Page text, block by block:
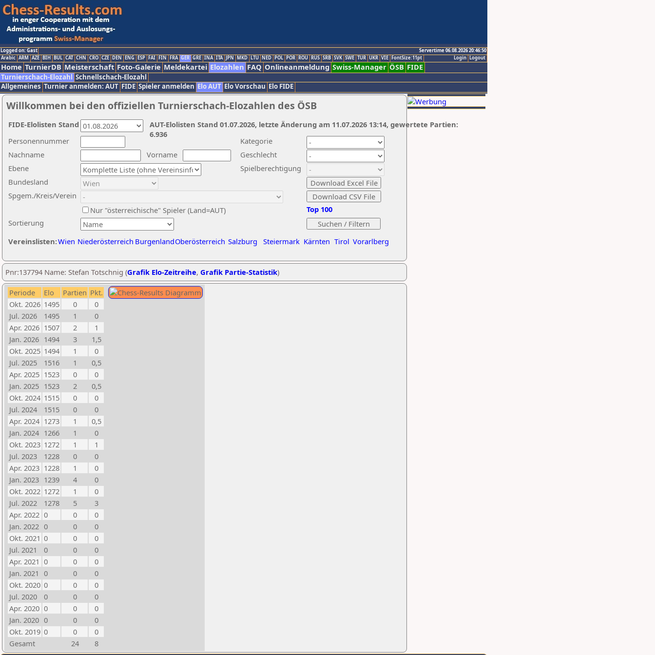
Logged on: Gast
Servertime 06.08.2026 20:46:50
Logout
Login
Arabic ARM AZE BIH BUL CAT CHN CRO CZE DEN ENG ESP FAI FIN FRA GER GRE INA ITA JPN MKD LTU NED POL POR ROU RUS SRB SVK SWE TUR UKR VIE FontSize:11pt
Home TurnierDB Meisterschaft Foto-Galerie Meldekartei Elozahlen FAQ Onlineanmeldung Swiss-Manager ÖSB FIDE
Turnierschach-Elozahl Schnellschach-Elozahl
Allgemeines Turnier anmelden: AUT FIDE Spieler anmelden Elo AUT Elo Vorschau Elo FIDE
Willkommen bei den offiziellen Turnierschach-Elozahlen des ÖSB
Nachname
Vorname
Ebene
Kategorie
Sortierung
Personennummer
Bundesland
Spgem./Kreis/Verein
Geschlecht
Nur "österreichische" Spieler (Land=AUT)
Spielberechtigung
Vereinslisten:Wien Niederösterreich BurgenlandOberösterreich Salzburg Steiermark Kärnten Tirol Vorarlberg
Top 100
AUT-Elolisten Stand 01.07.2026, letzte Änderung am 11.07.2026 13:14, gewertete Partien:
6.936
FIDE-Elolisten Stand
Pnr:137794 Name: Stefan Totschnig (Grafik Elo-Zeitreihe, Grafik Partie-Statistik)
Periode Elo Partien Pkt.
Okt. 2026 1495 0
0
Jul. 2026
1495 1
0
Apr. 2026 1507 2
1
Jan. 2026 1494 3
1,5
Okt. 2025 1494 1
0
Jul. 2025
1516 1
0,5
Apr. 2025 1523 0
0
Jan. 2025 1523 2
0,5
Okt. 2024 1515 0
0
Jul. 2024
1515 0
0
Apr. 2024 1273 1
0,5
Jan. 2024 1266 1
0
Okt. 2023 1272 1
1
Jul. 2023
1228 0
0
Apr. 2023 1228 1
0
Jan. 2023 1239 4
0
Okt. 2022 1272 1
0
Jul. 2022
1278 5
3
Apr. 2022 0 0
0
Jan. 2022 0 0
0
Okt. 2021 0 0
0
Jul. 2021
0 0
0
Apr. 2021 0 0
0
Jan. 2021 0 0
0
Okt. 2020 0 0
0
Jul. 2020
0 0
0
Apr. 2020 0 0
0
Jan. 2020 0 0
0
Okt. 2019 0 0
0
Gesamt
24 8